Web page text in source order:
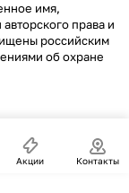
имя,
права и
российским
об охране
Акции Контакты